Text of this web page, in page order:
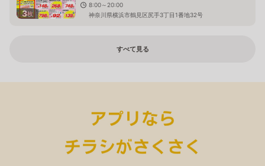
3枚
8:00～20:00
神奈川県横浜市鶴見区尻手3丁目1番地32号
すべて見る